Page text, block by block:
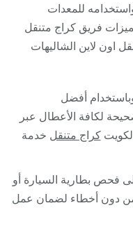
للمعدات
فريق كراج متنقل
اون لاين الشاليهات
أفضل
لكافة الأعطال عبر
كراج متنقل خدمة
فحص بطارية السيارة أو
دون أخطاء لضمان عمل